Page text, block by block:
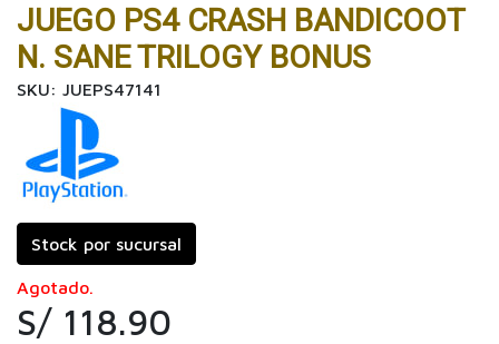
JUEGO PS4 CRASH BANDICOOT
N. SANE TRILOGY BONUS
SKU: JUEPS47141
Stock por sucursal
Agotado.
S/ 118.90